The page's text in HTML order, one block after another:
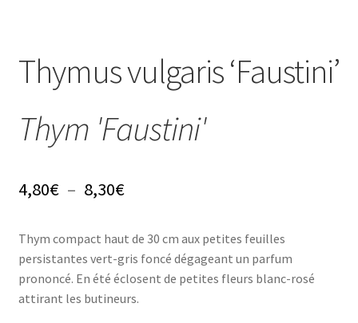
L’emballage
Avis
Thymus vulgaris ‘Faustini’
Thym 'Faustini'
4,80€ – 8,30€Plage
prix :
4,80€
à
Thym compact haut de 30 cm aux petites feuilles
persistantes vert-gris foncé dégageant un parfum
prononcé. En été éclosent de petites fleurs blanc-rosé
attirant les butineurs.